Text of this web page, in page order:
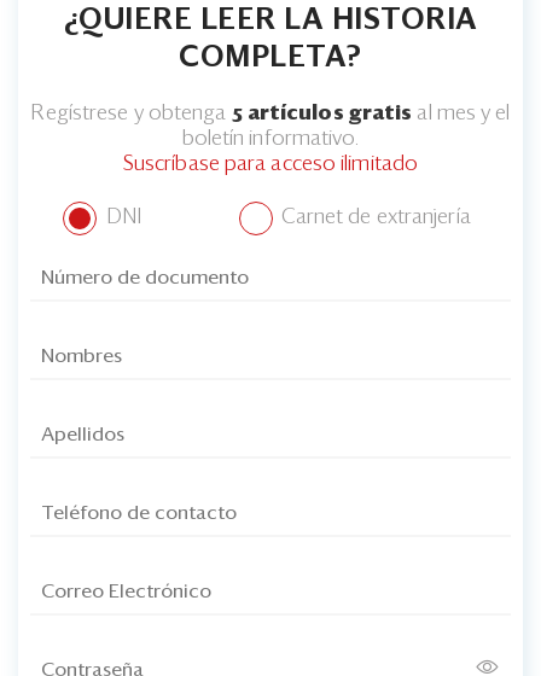
¿QUIERE LEER LA HISTORIA
COMPLETA?
Regístrese y obtenga 5 artículos gratis al mes y el
boletín informativo.
Suscríbase para acceso ilimitado
DNI Carnet de extranjería